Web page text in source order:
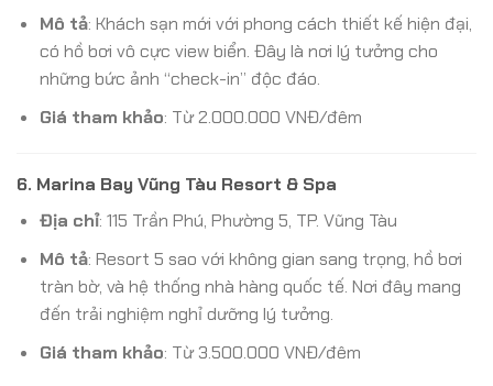
Mô tả: Khách sạn mới với phong cách thiết kế hiện đại,
có hồ bơi vô cực view biển. Đây là nơi lý tưởng cho
những bức ảnh “check-in” độc đáo.
Giá tham khảo: Từ 2.000.000 VNĐ/đêm
6. Marina Bay Vũng Tàu Resort & Spa
Địa chỉ: 115 Trần Phú, Phường 5, TP. Vũng Tàu
Mô tả: Resort 5 sao với không gian sang trọng, hồ bơi
tràn bờ, và hệ thống nhà hàng quốc tế. Nơi đây mang
đến trải nghiệm nghỉ dưỡng lý tưởng.
Giá tham khảo: Từ 3.500.000 VNĐ/đêm